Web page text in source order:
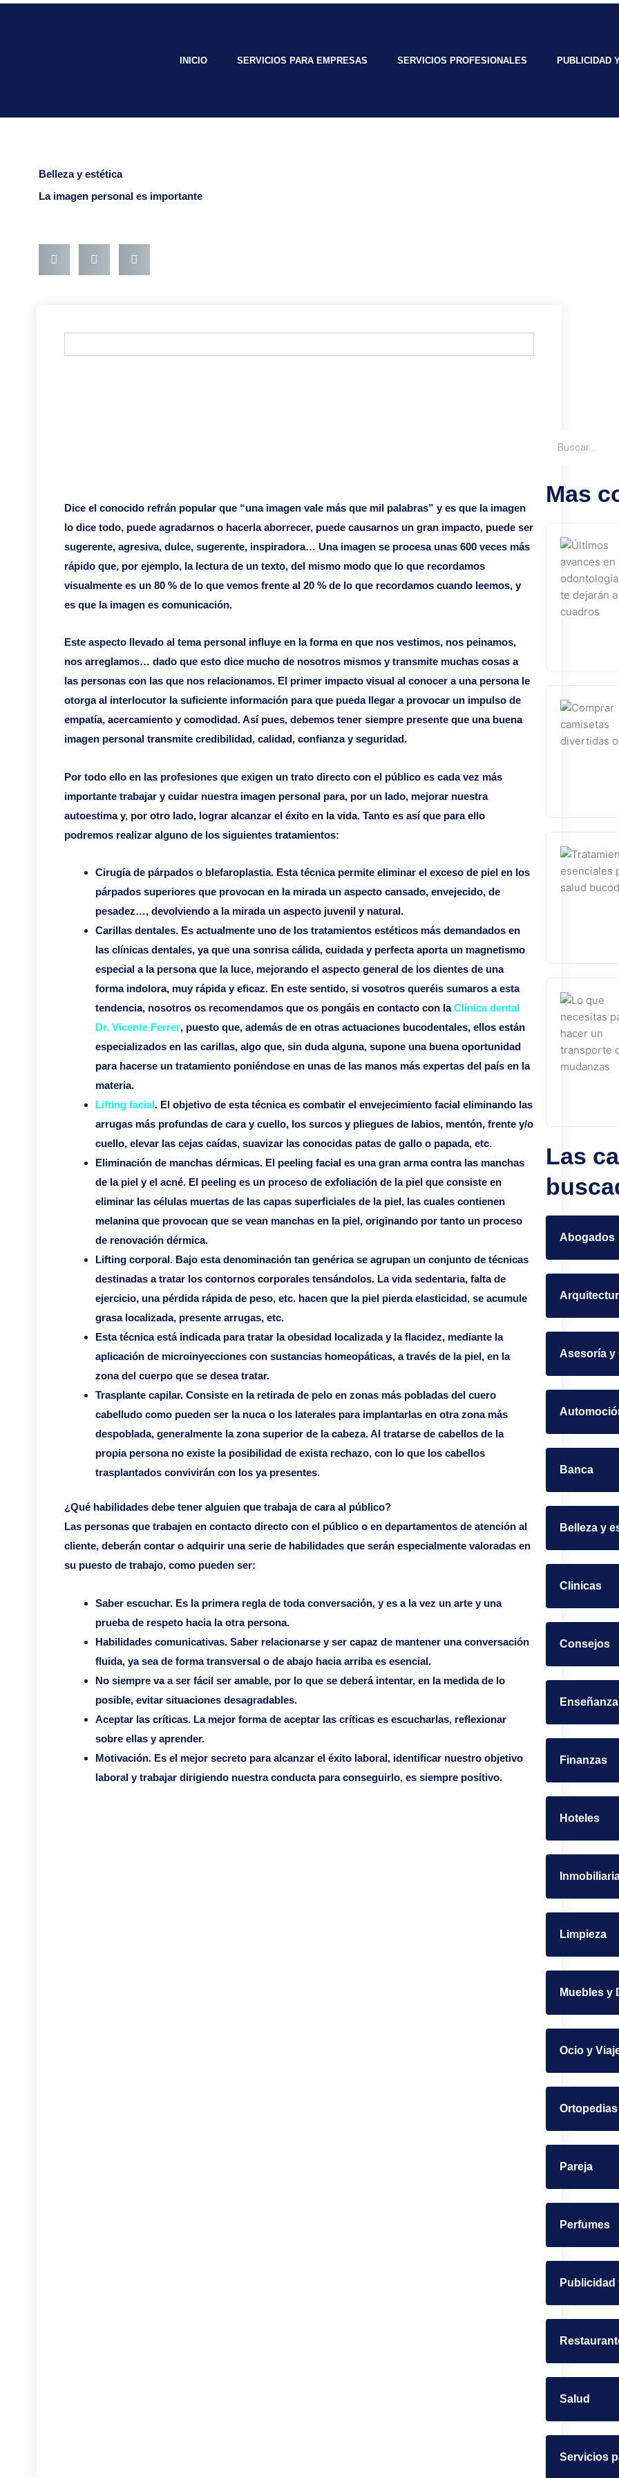
Ir
INICIO SERVICIOS PARA EMPRESAS SERVICIOS PROFESIONALES PUBLICIDAD
Belleza y estética
La imagen personal es importante
Dice el conocido refrán popular que “una imagen vale más que mil palabras” y es que la imagen
lo dice todo, puede agradarnos o hacerla aborrecer, puede causarnos un gran impacto, puede ser
sugerente, agresiva, dulce, sugerente, inspiradora… Una imagen se procesa unas 600 veces más
rápido que, por ejemplo, la lectura de un texto, del mismo modo que lo que recordamos
visualmente es un 80 % de lo que vemos frente al 20 % de lo que recordamos cuando leemos, y
es que la imagen es comunicación.
Este aspecto llevado al tema personal influye en la forma en que nos vestimos, nos peinamos,
nos arreglamos… dado que esto dice mucho de nosotros mismos y transmite muchas cosas a
las personas con las que nos relacionamos. El primer impacto visual al conocer a una persona le
otorga al interlocutor la suficiente información para que pueda llegar a provocar un impulso de
empatía, acercamiento y comodidad. Así pues, debemos tener siempre presente que una buena
imagen personal transmite credibilidad, calidad, confianza y seguridad.
Por todo ello en las profesiones que exigen un trato directo con el público es cada vez más
importante trabajar y cuidar nuestra imagen personal para, por un lado, mejorar nuestra
autoestima y, por otro lado, lograr alcanzar el éxito en la vida. Tanto es así que para ello
podremos realizar alguno de los siguientes tratamientos:
Cirugía de párpados o blefaroplastia. Esta técnica permite eliminar el exceso de piel en los
párpados superiores que provocan en la mirada un aspecto cansado, envejecido, de
pesadez…, devolviendo a la mirada un aspecto juvenil y natural.
Carillas dentales. Es actualmente uno de los tratamientos estéticos más demandados en
las clínicas dentales, ya que una sonrisa cálida, cuidada y perfecta aporta un magnetismo
especial a la persona que la luce, mejorando el aspecto general de los dientes de una
forma indolora, muy rápida y eficaz. En este sentido, si vosotros queréis sumaros a esta
tendencia, nosotros os recomendamos que os pongáis en contacto con laClínica dental
Dr. Vicente Ferrer, puesto que, además de en otras actuaciones bucodentales, ellos están
especializados en las carillas, algo que, sin duda alguna, supone una buena oportunidad
para hacerse un tratamiento poniéndose en unas de las manos más expertas del país en la
materia.
Lifting facial. El objetivo de esta técnica es combatir el envejecimiento facial eliminando las
arrugas más profundas de cara y cuello, los surcos y pliegues de labios, mentón, frente y/o
cuello, elevar las cejas caídas, suavizar las conocidas patas de gallo o papada, etc.
Eliminación de manchas dérmicas. El peeling facial es una gran arma contra las manchas
de la piel y el acné. El peeling es un proceso de exfoliación de la piel que consiste en
eliminar las células muertas de las capas superficiales de la piel, las cuales contienen
melanina que provocan que se vean manchas en la piel, originando por tanto un proceso
de renovación dérmica.
Lifting corporal. Bajo esta denominación tan genérica se agrupan un conjunto de técnicas
destinadas a tratar los contornos corporales tensándolos. La vida sedentaria, falta de
ejercicio, una pérdida rápida de peso, etc. hacen que la piel pierda elasticidad, se acumule
grasa localizada, presente arrugas, etc.
Esta técnica está indicada para tratar la obesidad localizada y la flacidez, mediante la
aplicación de microinyecciones con sustancias homeopáticas, a través de la piel, en la
zona del cuerpo que se desea tratar.
Trasplante capilar. Consiste en la retirada de pelo en zonas más pobladas del cuero
cabelludo como pueden ser la nuca o los laterales para implantarlas en otra zona más
despoblada, generalmente la zona superior de la cabeza. Al tratarse de cabellos de la
propia persona no existe la posibilidad de exista rechazo, con lo que los cabellos
trasplantados convivirán con los ya presentes.
¿Qué habilidades debe tener alguien que trabaja de cara al público?
Las personas que trabajen en contacto directo con el público o en departamentos de atención al
cliente, deberán contar o adquirir una serie de habilidades que serán especialmente valoradas en
su puesto de trabajo, como pueden ser:
Saber escuchar. Es la primera regla de toda conversación, y es a la vez un arte y una
prueba de respeto hacia la otra persona.
Habilidades comunicativas. Saber relacionarse y ser capaz de mantener una conversación
fluida, ya sea de forma transversal o de abajo hacia arriba es esencial.
No siempre va a ser fácil ser amable, por lo que se deberá intentar, en la medida de lo
posible, evitar situaciones desagradables.
Aceptar las críticas. La mejor forma de aceptar las críticas es escucharlas, reflexionar
sobre ellas y aprender.
Motivación. Es el mejor secreto para alcanzar el éxito laboral, identificar nuestro objetivo
laboral y trabajar dirigiendo nuestra conducta para conseguirlo, es siempre positivo.
Mas
Las
Abogados
Asesoría
Banca
Belleza y
Clinicas
Consejos
Enseñanza
Finanzas
Hoteles
Limpieza
Muebles y
Ocio y
Ortopedias
Pareja
Perfumes
Publicidad
Salud
Servicios